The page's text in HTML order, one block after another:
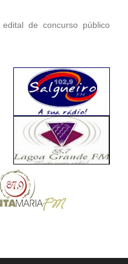
de concurso público